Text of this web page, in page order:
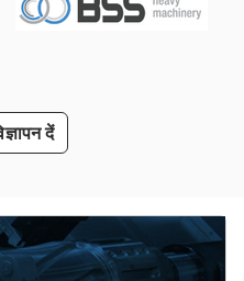
दें